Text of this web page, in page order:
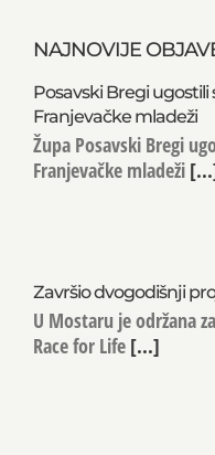
NAJNOVIJE
Posavski Bregi ugostili
Franjevačke mladeži
Župa Posavski Bregi
Franjevačke mladeži
Završio dvogodišnji
U Mostaru je održana
Race for Life [...]